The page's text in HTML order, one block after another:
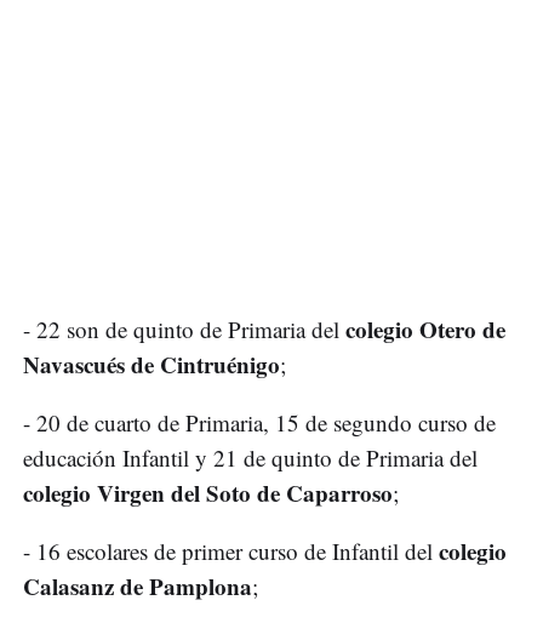
- 22 son de quinto de Primaria del colegio Otero de
Navascués de Cintruénigo;
- 20 de cuarto de Primaria, 15 de segundo curso de
educación Infantil y 21 de quinto de Primaria del
colegio Virgen del Soto de Caparroso;
- 16 escolares de primer curso de Infantil del colegio
Calasanz de Pamplona;